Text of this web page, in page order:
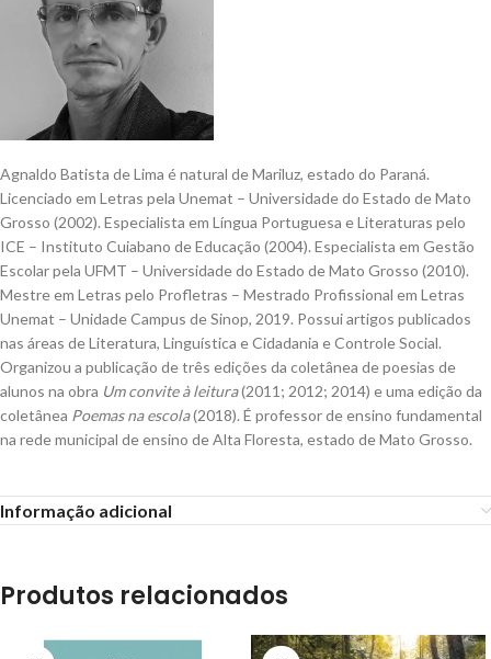
Agnaldo Batista de Lima é natural de Mariluz, estado do Paraná.
Licenciado em Letras pela Unemat – Universidade do Estado de Mato
Grosso (2002). Especialista em Língua Portuguesa e Literaturas pelo
ICE – Instituto Cuiabano de Educação (2004). Especialista em Gestão
Escolar pela UFMT – Universidade do Estado de Mato Grosso (2010).
Mestre em Letras pelo Profletras – Mestrado Profissional em Letras
Unemat – Unidade Campus de Sinop, 2019. Possui artigos publicados
nas áreas de Literatura, Linguística e Cidadania e Controle Social.
Organizou a publicação de três edições da coletânea de poesias de
alunos na obra Um convite à leitura(2011; 2012; 2014) e uma edição da
coletânea Poemas na escola(2018). É professor de ensino fundamental
na rede municipal de ensino de Alta Floresta, estado de Mato Grosso.
Informação adicional
Produtos relacionados